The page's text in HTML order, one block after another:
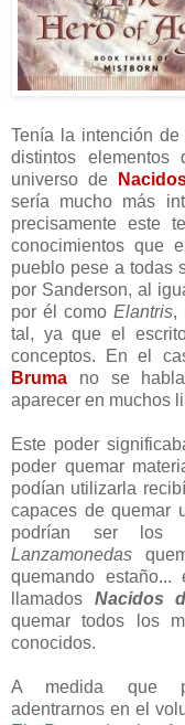
Tenía la intención
distintos
universo de
sería mucho más
precisamente este
conocimientos que
pueblo pese a todas
por Sanderson, al
por él como Elantris,
tal, ya que el
conceptos. En el
Bruma no se
aparecer en muchos
Este poder
poder quemar
podían utilizarla
capaces de quemar
podrían ser los
Lanzamonedas
quemando
llamados Nacidos
quemar todos los
conocidos.
A medida que
adentrarnos en el